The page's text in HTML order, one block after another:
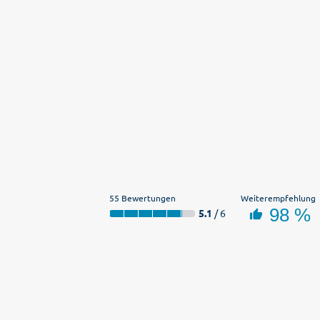
55 Bewertungen
5.1 / 6
Weiterempfehlung
98 %